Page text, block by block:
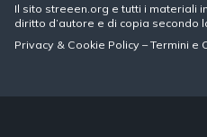
Il sito streeen.org e tutti i materiali
diritto d’autore e di copia secondo
Privacy & Cookie Policy –Termini e